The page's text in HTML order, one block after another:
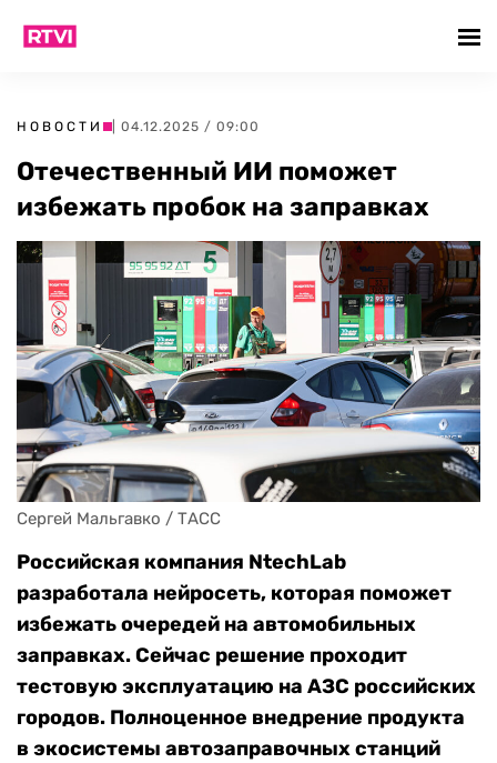
НОВОСТИ | 04.12.2025 / 09:00
Отечественный ИИ поможет
избежать пробок на заправках
Сергей Мальгавко / ТАСС
Российская компания NtechLab
разработала нейросеть, которая поможет
избежать очередей на автомобильных
заправках. Сейчас решение проходит
тестовую эксплуатацию на АЗС российских
городов. Полноценное внедрение продукта
в экосистемы автозаправочных станций